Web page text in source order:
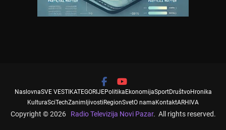
NaslovnaSVE VESTI KATEGORIJEPolitika EkonomijaSportDruštvoHronika
KulturaSciTechZanimljivosti RegionSvetO nama KontaktARHIVA
Copyright © 2026 Radio Televizija Novi Pazar. All rights reserved.